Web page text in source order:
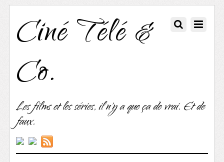
Ciné Télé &
Co.
Les films et les séries, il n'y a que ça de vrai. Et de
faux.